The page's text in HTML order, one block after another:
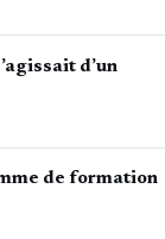
d’un
de formation